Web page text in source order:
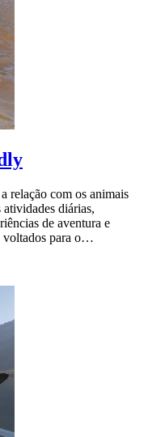
relação com os animais
diárias,
de aventura e
voltados para o…